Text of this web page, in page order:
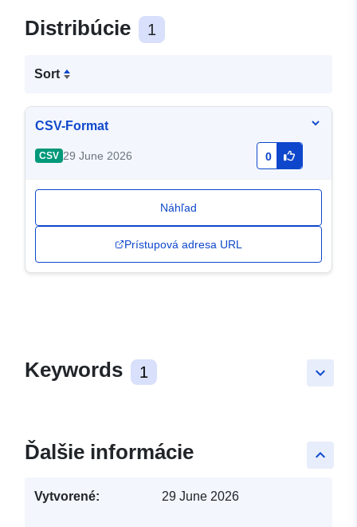
Distribúcie 1
Sort
CSV-Format
CSV 29 June 2026 0
Náhľad
Prístupová adresa URL
keyboard_arrow_down
Keywords 1
keyboard_arrow_up
Ďalšie informácie
Vytvorené: 29 June 2026